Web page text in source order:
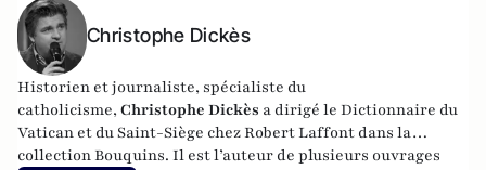
Christophe Dickès
Historien et journaliste, spécialiste du
catholicisme, Christophe Dickès a dirigé le Dictionnaire du
Vatican et du Saint-Siège chez Robert Laffont dans la
collection Bouquins. Il est l’auteur de plusieurs ouvrages